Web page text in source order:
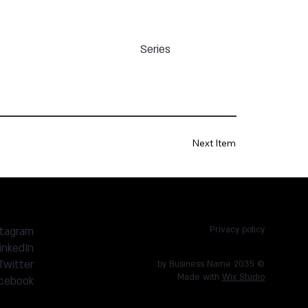
Series
Next Item
Privacy policy
© 2035 by Business Name.
Made with Wix Studio